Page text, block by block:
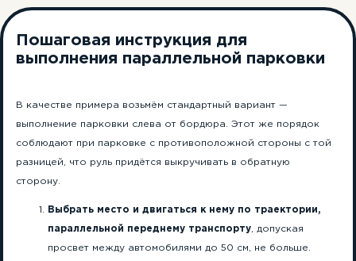
Пошаговая инструкция для
выполнения параллельной парковки
В качестве примера возьмём стандартный вариант —
выполнение парковки слева от бордюра. Этот же порядок
соблюдают при парковке с противоположной стороны с той
разницей, что руль придётся выкручивать в обратную
сторону.
Выбрать место и двигаться к нему по траектории,
параллельной переднему транспорту , допуская
просвет между автомобилями до 50 см, не больше.